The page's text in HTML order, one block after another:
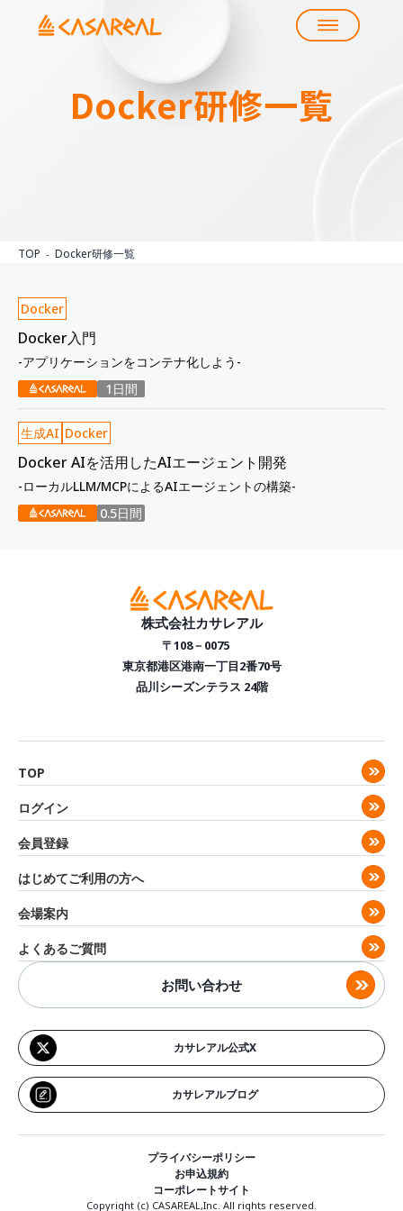
Docker研修一覧
TOP Docker研修一覧
Docker
Docker入門
-アプリケーションをコンテナ化しよう-
1日間
生成AI Docker
Docker AIを活用したAIエージェント開発
-ローカルLLM/MCPによるAIエージェントの構築-
0.5日間
株式会社カサレアル
〒108－0075
東京都港区港南一丁目2番70号
品川シーズンテラス 24階
TOP
ログイン
会員登録
はじめてご利用の方へ
会場案内
よくあるご質問
お問い合わせ
カサレアル公式X
カサレアルブログ
プライバシーポリシー
お申込規約
コーポレートサイト
Copyright (c) CASAREAL,Inc. All rights reserved.